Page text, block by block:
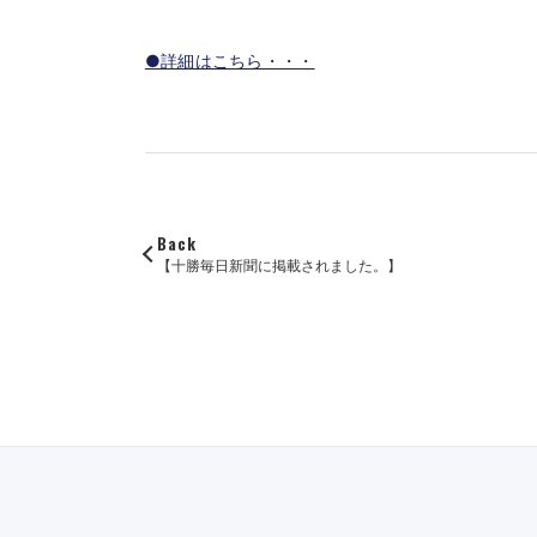
●詳細はこちら・・・
Back
【十勝毎日新聞に掲載されました。】